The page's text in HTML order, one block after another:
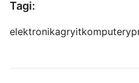
Tagi:
elektronikagryitkomputery